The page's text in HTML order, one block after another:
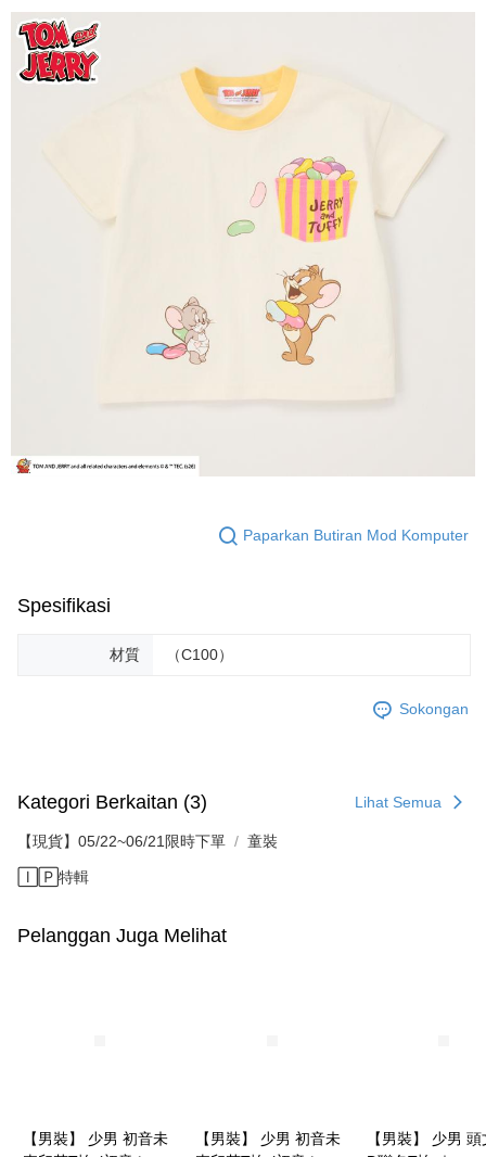
Paparkan Butiran Mod Komputer
Spesifikasi
材質 （C100）
Sokongan
Kategori Berkaitan (3) Lihat Semua
【現貨】05/22~06/21限時下單 童裝
🄸🄿特輯
Pelanggan Juga Melihat
【男裝】 少男 初音未
【男裝】 少男 初音未
【男裝】 少男